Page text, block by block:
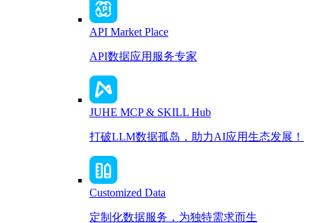
API Market Place
API数据应用服务专家
JUHE MCP & SKILL Hub
打破LLM数据孤岛，助力AI应用生态发展！
Customized Data
定制化数据服务，为独特需求而生